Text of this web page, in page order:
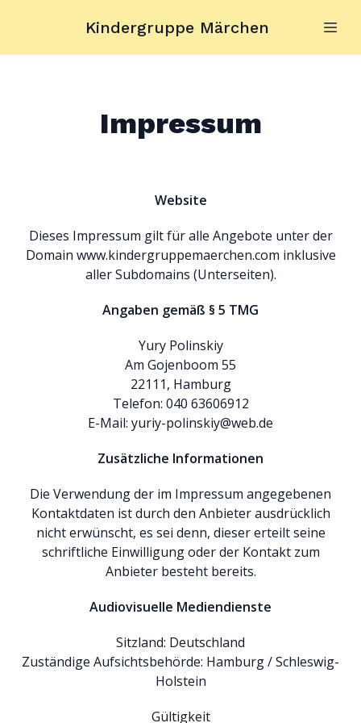
Kindergruppe Märchen
Impressum
Website
Dieses Impressum gilt für alle Angebote unter der
Domain www.kindergruppemaerchen.com inklusive
aller Subdomains (Unterseiten).
Angaben gemäß § 5 TMG
Yury Polinskiy
Am Gojenboom 55
22111, Hamburg
Telefon: 040 63606912
E-Mail: yuriy-polinskiy@web.de
Zusätzliche Informationen
Die Verwendung der im Impressum angegebenen
Kontaktdaten ist durch den Anbieter ausdrücklich
nicht erwünscht, es sei denn, dieser erteilt seine
schriftliche Einwilligung oder der Kontakt zum
Anbieter besteht bereits.
Audiovisuelle Mediendienste
Sitzland: Deutschland
Zuständige Aufsichtsbehörde: Hamburg / Schleswig-
Holstein
Gültigkeit